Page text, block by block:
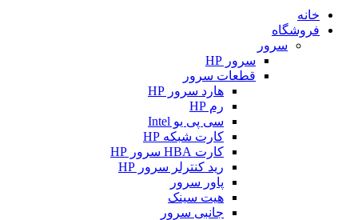
خانه
فروشگاه
سرور
سرور HP
قطعات سرور
هارد سرور HP
رم HP
سی پی یو Intel
کارت شبکه HP
کارت HBA سرور HP
رید کنترلر سرور HP
پاور سرور
هیت سینک
جانبی سرور